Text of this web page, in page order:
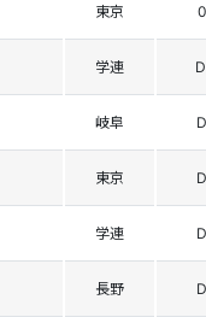
東京
学連
岐阜
東京
学連
長野